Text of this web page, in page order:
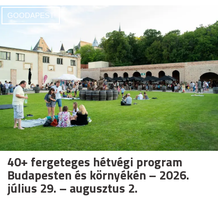
GOODAPEST
40+ fergeteges hétvégi program
Budapesten és környékén – 2026.
július 29. – augusztus 2.